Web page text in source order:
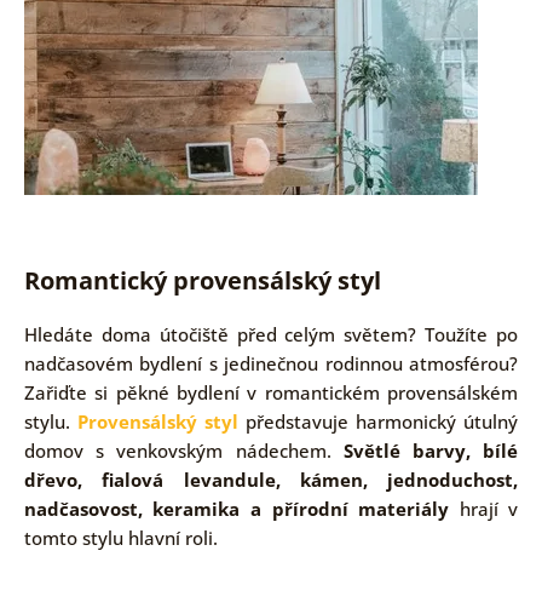
Romantický provensálský styl
Hledáte doma útočiště před celým světem? Toužíte po
nadčasovém bydlení s jedinečnou rodinnou atmosférou?
Zařiďte si pěkné bydlení v romantickém provensálském
stylu. Provensálský styl představuje harmonický útulný
domov s venkovským nádechem. Světlé barvy, bílé
dřevo, fialová levandule, kámen, jednoduchost,
nadčasovost, keramika a přírodní materiály hrají v
tomto stylu hlavní roli.